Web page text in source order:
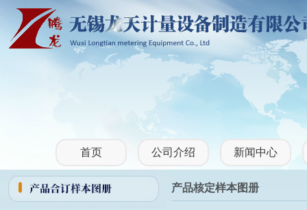
首页 公司介绍 新闻中心
产品核定样本图册